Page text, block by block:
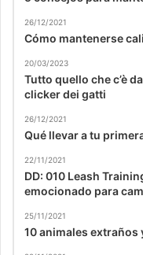
26/12/2021
Cómo mantenerse
20/03/2023
Tutto quello che c’è
clicker dei gatti
26/12/2021
Qué llevar a tu
22/11/2021
DD: 010 Leash
emocionado para
25/11/2021
10 animales extraños